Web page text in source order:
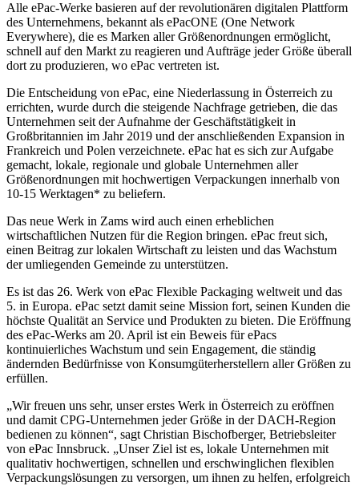
Alle ePac-Werke basieren auf der revolutionären digitalen Plattform
des Unternehmens, bekannt als ePacONE (One Network
Everywhere), die es Marken aller Größenordnungen ermöglicht,
schnell auf den Markt zu reagieren und Aufträge jeder Größe überall
dort zu produzieren, wo ePac vertreten ist.
Die Entscheidung von ePac, eine Niederlassung in Österreich zu
errichten, wurde durch die steigende Nachfrage getrieben, die das
Unternehmen seit der Aufnahme der Geschäftstätigkeit in
Großbritannien im Jahr 2019 und der anschließenden Expansion in
Frankreich und Polen verzeichnete. ePac hat es sich zur Aufgabe
gemacht, lokale, regionale und globale Unternehmen aller
Größenordnungen mit hochwertigen Verpackungen innerhalb von
10-15 Werktagen* zu beliefern.
Das neue Werk in Zams wird auch einen erheblichen
wirtschaftlichen Nutzen für die Region bringen. ePac freut sich,
einen Beitrag zur lokalen Wirtschaft zu leisten und das Wachstum
der umliegenden Gemeinde zu unterstützen.
Es ist das 26. Werk von ePac Flexible Packaging weltweit und das
5. in Europa. ePac setzt damit seine Mission fort, seinen Kunden die
höchste Qualität an Service und Produkten zu bieten. Die Eröffnung
des ePac-Werks am 20. April ist ein Beweis für ePacs
kontinuierliches Wachstum und sein Engagement, die ständig
ändernden Bedürfnisse von Konsumgüterherstellern aller Größen zu
erfüllen.
„Wir freuen uns sehr, unser erstes Werk in Österreich zu eröffnen
und damit CPG-Unternehmen jeder Größe in der DACH-Region
bedienen zu können“, sagt Christian Bischofberger, Betriebsleiter
von ePac Innsbruck. „Unser Ziel ist es, lokale Unternehmen mit
qualitativ hochwertigen, schnellen und erschwinglichen flexiblen
Verpackungslösungen zu versorgen, um ihnen zu helfen, erfolgreich